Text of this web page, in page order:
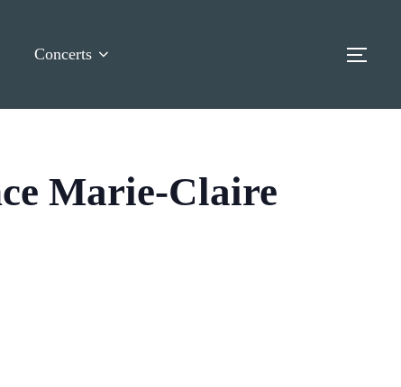
Concerts
Marie-Claire